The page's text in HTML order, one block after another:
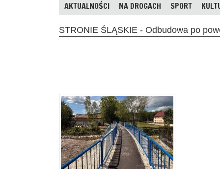
AKTUALNOŚCI NA DROGACH SPORT
STRONIE ŚLĄSKIE - Odbudowa po